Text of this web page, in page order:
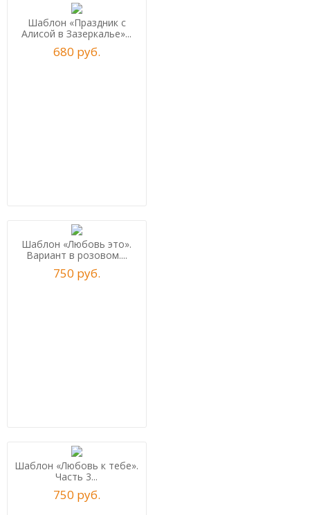
Шаблон «Праздник с
Алисой в Зазеркалье»...
680 руб.
Шаблон «Любовь это».
Вариант в розовом....
750 руб.
Шаблон «Любовь к тебе».
Часть 3...
750 руб.